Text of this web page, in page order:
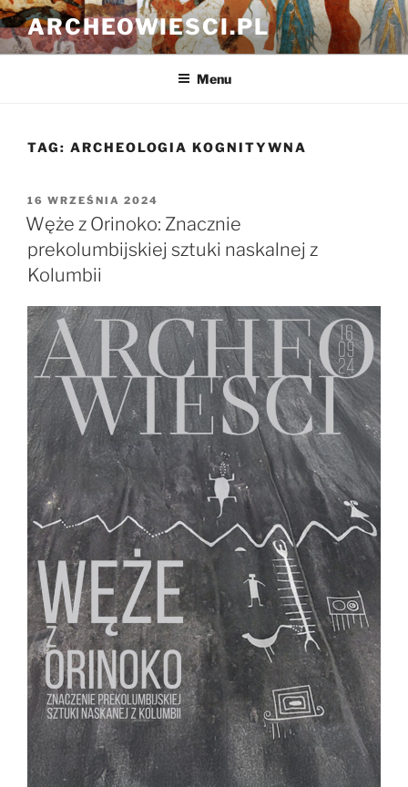
Przejdź
do
treści
ARCHEOWIESCI.PL
Menu
TAG: ARCHEOLOGIA KOGNITYWNA
OPUBLIKOWANE
W
16 WRZEŚNIA 2024
Węże z Orinoko: Znacznie
prekolumbijskiej sztuki naskalnej z
Kolumbii